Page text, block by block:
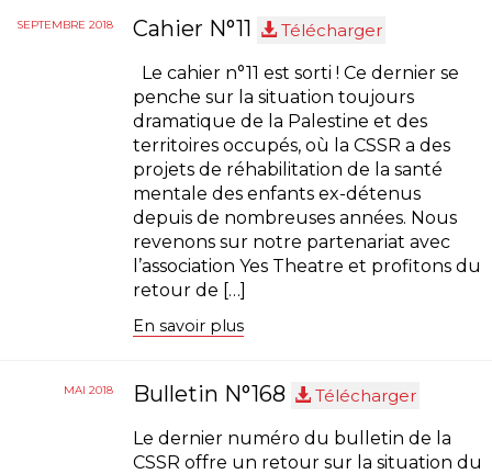
SEPTEMBRE 2018 Cahier N°11 Télécharger
Le cahier n°11 est sorti ! Ce dernier se
penche sur la situation toujours
dramatique de la Palestine et des
territoires occupés, où la CSSR a des
projets de réhabilitation de la santé
mentale des enfants ex-détenus
depuis de nombreuses années. Nous
revenons sur notre partenariat avec
l’association Yes Theatre et profitons du
retour de […]
En savoir plus
MAI 2018 Bulletin N°168 Télécharger
Le dernier numéro du bulletin de la
CSSR offre un retour sur la situation du